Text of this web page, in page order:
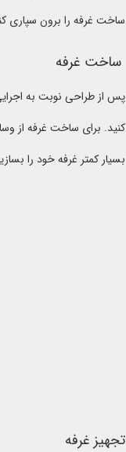
ساخت غرفه را برون سپاری
ساخت غرفه
پس از طراحی نوبت به
کنید. برای ساخت غرفه از
بسیار کمتر غرفه خود را
تجهیز غرفه